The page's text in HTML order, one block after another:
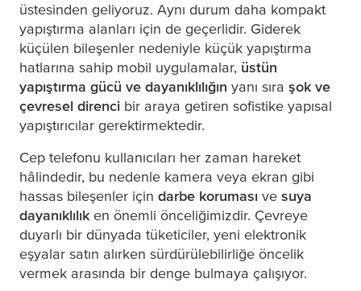
üstesinden geliyoruz. Aynı durum daha kompakt
yapıştırma alanları için de geçerlidir. Giderek
küçülen bileşenler nedeniyle küçük yapıştırma
hatlarına sahip mobil uygulamalar, üstün
yapıştırma gücü ve dayanıklılığın yanı sıra şok ve
çevresel direnci bir araya getiren sofistike yapısal
yapıştırıcılar gerektirmektedir.
Cep telefonu kullanıcıları her zaman hareket
hâlindedir, bu nedenle kamera veya ekran gibi
hassas bileşenler için darbe koruması ve suya
dayanıklılık en önemli önceliğimizdir. Çevreye
duyarlı bir dünyada tüketiciler, yeni elektronik
eşyalar satın alırken sürdürülebilirliğe öncelik
vermek arasında bir denge bulmaya çalışıyor.